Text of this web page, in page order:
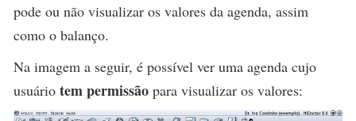
pode ou não visualizar os valores da agenda, assim
como o balanço.
Na imagem a seguir, é possível ver uma agenda cujo
usuário tem permissão para visualizar os valores: